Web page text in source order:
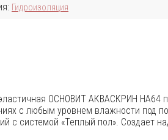
Гидроизоляция
ОСНОВИТ АКВАСКРИН HA64
с любым уровнем влажности под
с системой «Теплый пол». Создает